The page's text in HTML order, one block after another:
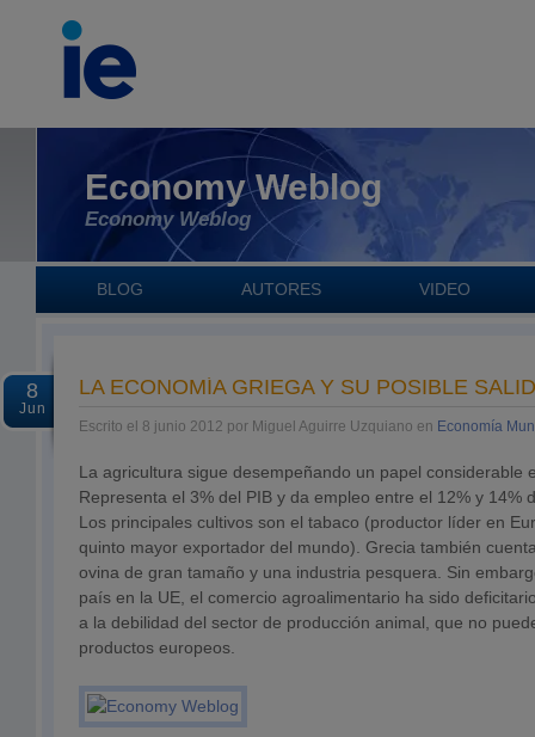
Economy Weblog
Economy Weblog
BLOG AUTORES VIDEO
8
Jun
LA ECONOMÍA GRIEGA Y SU POSIBLE
Escrito el 8 junio 2012 por Miguel Aguirre Uzquiano en Economía
La agricultura sigue desempeñando un papel considerable
Representa el 3% del PIB y da empleo entre el 12% y 14%
Los principales cultivos son el tabaco (productor líder en
quinto mayor exportador del mundo). Grecia también
ovina de gran tamaño y una industria pesquera. Sin
país en la UE, el comercio agroalimentario ha sido
a la debilidad del sector de producción animal, que no
productos europeos.